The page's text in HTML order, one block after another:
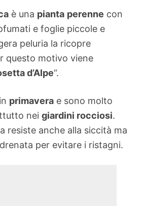
è una pianta perenne con
e foglie piccole e
peluria la ricopre
questo motivo viene
d’Alpe“.
primavera e sono molto
nei giardini rocciosi.
resiste anche alla siccità ma
per evitare i ristagni.